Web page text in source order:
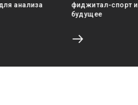
анализа
фиджитал-спорт
будущее